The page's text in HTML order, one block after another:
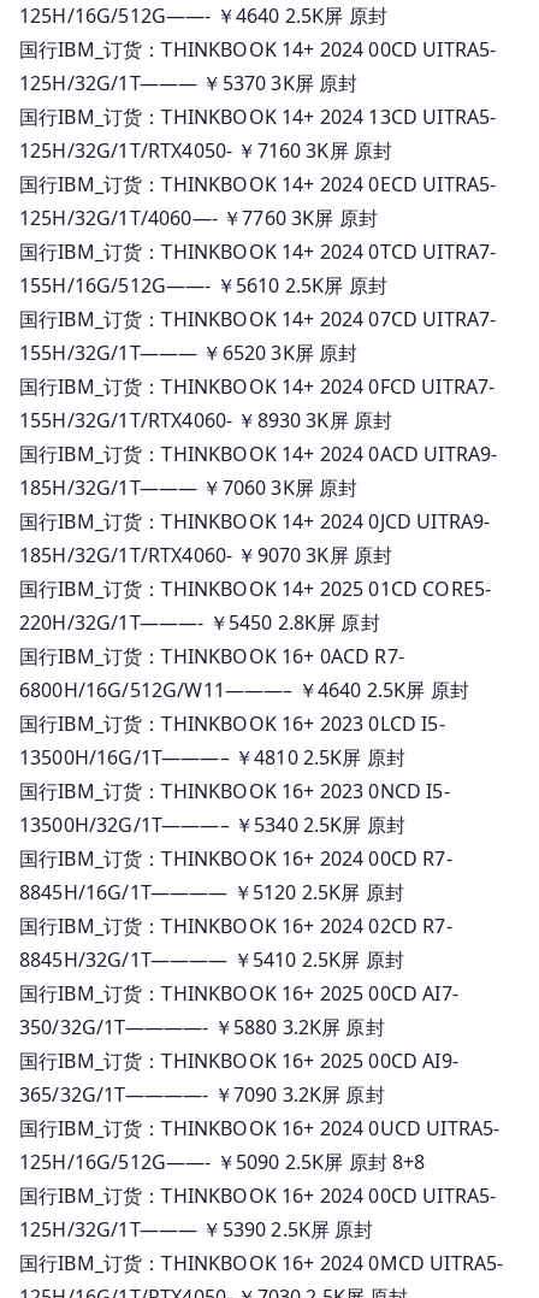
125H/16G/512G——- ￥4640 2.5K屏 原封
国行IBM_订货：THINKBOOK 14+ 2024 00CD UITRA5-
125H/32G/1T——— ￥5370 3K屏 原封
国行IBM_订货：THINKBOOK 14+ 2024 13CD UITRA5-
125H/32G/1T/RTX4050- ￥7160 3K屏 原封
国行IBM_订货：THINKBOOK 14+ 2024 0ECD UITRA5-
125H/32G/1T/4060—- ￥7760 3K屏 原封
国行IBM_订货：THINKBOOK 14+ 2024 0TCD UITRA7-
155H/16G/512G——- ￥5610 2.5K屏 原封
国行IBM_订货：THINKBOOK 14+ 2024 07CD UITRA7-
155H/32G/1T——— ￥6520 3K屏 原封
国行IBM_订货：THINKBOOK 14+ 2024 0FCD UITRA7-
155H/32G/1T/RTX4060- ￥8930 3K屏 原封
国行IBM_订货：THINKBOOK 14+ 2024 0ACD UITRA9-
185H/32G/1T——— ￥7060 3K屏 原封
国行IBM_订货：THINKBOOK 14+ 2024 0JCD UITRA9-
185H/32G/1T/RTX4060- ￥9070 3K屏 原封
国行IBM_订货：THINKBOOK 14+ 2025 01CD CORE5-
220H/32G/1T———- ￥5450 2.8K屏 原封
国行IBM_订货：THINKBOOK 16+ 0ACD R7-
6800H/16G/512G/W11———– ￥4640 2.5K屏 原封
国行IBM_订货：THINKBOOK 16+ 2023 0LCD I5-
13500H/16G/1T———– ￥4810 2.5K屏 原封
国行IBM_订货：THINKBOOK 16+ 2023 0NCD I5-
13500H/32G/1T———– ￥5340 2.5K屏 原封
国行IBM_订货：THINKBOOK 16+ 2024 00CD R7-
8845H/16G/1T———— ￥5120 2.5K屏 原封
国行IBM_订货：THINKBOOK 16+ 2024 02CD R7-
8845H/32G/1T———— ￥5410 2.5K屏 原封
国行IBM_订货：THINKBOOK 16+ 2025 00CD AI7-
350/32G/1T————- ￥5880 3.2K屏 原封
国行IBM_订货：THINKBOOK 16+ 2025 00CD AI9-
365/32G/1T————- ￥7090 3.2K屏 原封
国行IBM_订货：THINKBOOK 16+ 2024 0UCD UITRA5-
125H/16G/512G——- ￥5090 2.5K屏 原封 8+8
国行IBM_订货：THINKBOOK 16+ 2024 00CD UITRA5-
125H/32G/1T——— ￥5390 2.5K屏 原封
国行IBM_订货：THINKBOOK 16+ 2024 0MCD UITRA5-